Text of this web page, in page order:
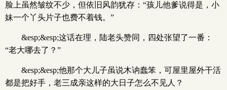
脸上虽然皱纹不少，但依旧风韵犹存：“孩儿他爹说得是，小
妹一个丫头片子也费不着钱。”
&esp;&esp;这话在理，陆老头赞同，四处张望了一番：
“老大哪去了？”
&esp;&esp;他那个大儿子虽说木讷蠢笨，可屋里屋外干活
都是把好手，老三成亲这样的大日子怎么不见人？